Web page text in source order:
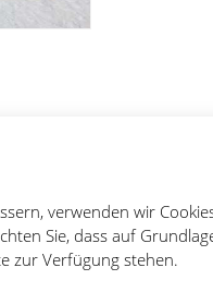
verwenden wir
Sie, dass auf
zur Verfügung stehen.